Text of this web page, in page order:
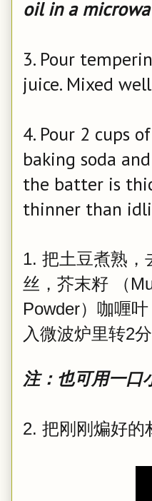
oil in a
3. Pour
juice. Mixed
4. Pour 2 cups
baking soda
the batter is
thinner than
1. 把土豆煮熟，
丝， 芥末籽 （
Powder） 咖喱叶
入微波炉里转2分
注：也可用一口
2. 把刚刚煸好的